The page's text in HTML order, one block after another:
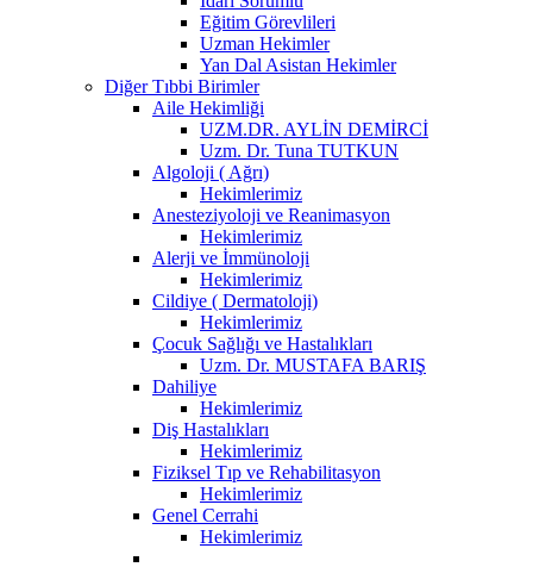
Eğitim Görevlileri
Uzman Hekimler
Yan Dal Asistan Hekimler
Diğer Tıbbi Birimler
Aile Hekimliği
UZM.DR. AYLİN DEMİRCİ
Uzm. Dr. Tuna TUTKUN
Algoloji ( Ağrı)
Hekimlerimiz
Anesteziyoloji ve Reanimasyon
Hekimlerimiz
Alerji ve İmmünoloji
Hekimlerimiz
Cildiye ( Dermatoloji)
Hekimlerimiz
Çocuk Sağlığı ve Hastalıkları
Uzm. Dr. MUSTAFA BARIŞ
Dahiliye
Hekimlerimiz
Diş Hastalıkları
Hekimlerimiz
Fiziksel Tıp ve Rehabilitasyon
Hekimlerimiz
Genel Cerrahi
Hekimlerimiz